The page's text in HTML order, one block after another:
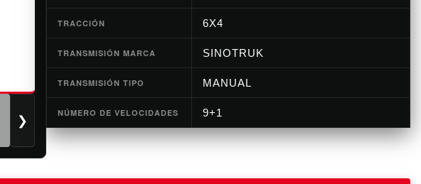
❯
TRACCIÓN 6X4
TRANSMISIÓN MARCA SINOTRUK
TRANSMISIÓN TIPO MANUAL
NÚMERO DE VELOCIDADES 9+1